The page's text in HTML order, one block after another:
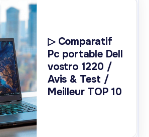
▷ Comparatif
Pc portable Dell
vostro 1220 /
Avis & Test /
Meilleur TOP 10